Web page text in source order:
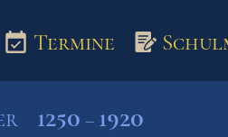
Termine
1250 – 1920